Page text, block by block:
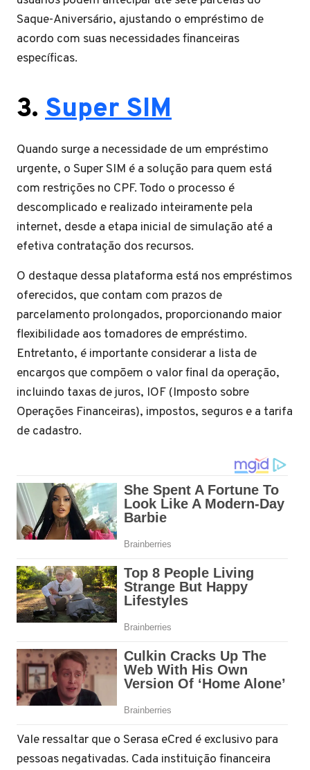
Saque-Aniversário, ajustando o empréstimo de
acordo com suas necessidades financeiras
específicas.
3. Super SIM
Quando surge a necessidade de um empréstimo
urgente, o Super SIM é a solução para quem está
com restrições no CPF. Todo o processo é
descomplicado e realizado inteiramente pela
internet, desde a etapa inicial de simulação até a
efetiva contratação dos recursos.
O destaque dessa plataforma está nos empréstimos
oferecidos, que contam com prazos de
parcelamento prolongados, proporcionando maior
flexibilidade aos tomadores de empréstimo.
Entretanto, é importante considerar a lista de
encargos que compõem o valor final da operação,
incluindo taxas de juros, IOF (Imposto sobre
Operações Financeiras), impostos, seguros e a tarifa
de cadastro.
Vale ressaltar que o Serasa eCred é exclusivo para
pessoas negativadas. Cada instituição financeira